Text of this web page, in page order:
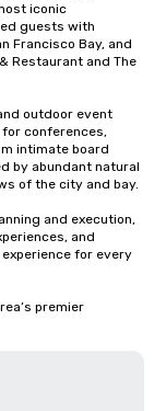
iconic
guests with
Francisco Bay, and
Restaurant and The
outdoor event
conferences,
intimate board
by abundant natural
of the city and bay.
and execution,
and
for every
premier